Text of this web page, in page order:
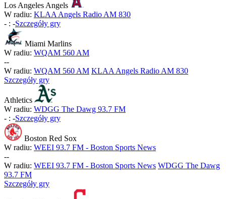
Los Angeles Angels
W radiu: KLAA Angels Radio AM 830
- : -Szczegóły gry
Miami Marlins
W radiu: WQAM 560 AM
--
W radiu: WQAM 560 AM KLAA Angels Radio AM 830
Szczegóły gry
Athletics
W radiu: WDGG The Dawg 93.7 FM
- : -Szczegóły gry
Boston Red Sox
W radiu: WEEI 93.7 FM - Boston Sports News
--
W radiu: WEEI 93.7 FM - Boston Sports News WDGG The Dawg
93.7 FM
Szczegóły gry